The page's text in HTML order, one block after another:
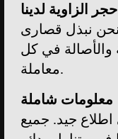
الزاوية لدينا
نبذل قصارى
والأصالة في كل
معاملة.
معلومات شاملة
جيد. جميع